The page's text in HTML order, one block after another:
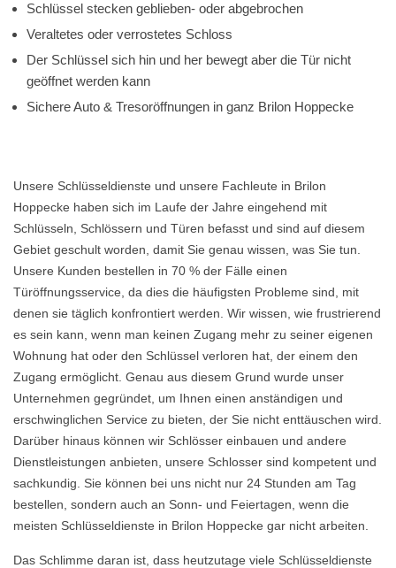
Schlüssel stecken geblieben- oder abgebrochen
Veraltetes oder verrostetes Schloss
Der Schlüssel sich hin und her bewegt aber die Tür nicht
geöffnet werden kann
Sichere Auto & Tresoröffnungen in ganz Brilon Hoppecke
Unsere Schlüsseldienste und unsere Fachleute in Brilon
Hoppecke haben sich im Laufe der Jahre eingehend mit
Schlüsseln, Schlössern und Türen befasst und sind auf diesem
Gebiet geschult worden, damit Sie genau wissen, was Sie tun.
Unsere Kunden bestellen in 70 % der Fälle einen
Türöffnungsservice, da dies die häufigsten Probleme sind, mit
denen sie täglich konfrontiert werden. Wir wissen, wie frustrierend
es sein kann, wenn man keinen Zugang mehr zu seiner eigenen
Wohnung hat oder den Schlüssel verloren hat, der einem den
Zugang ermöglicht. Genau aus diesem Grund wurde unser
Unternehmen gegründet, um Ihnen einen anständigen und
erschwinglichen Service zu bieten, der Sie nicht enttäuschen wird.
Darüber hinaus können wir Schlösser einbauen und andere
Dienstleistungen anbieten, unsere Schlosser sind kompetent und
sachkundig. Sie können bei uns nicht nur 24 Stunden am Tag
bestellen, sondern auch an Sonn- und Feiertagen, wenn die
meisten Schlüsseldienste in Brilon Hoppecke gar nicht arbeiten.
Das Schlimme daran ist, dass heutzutage viele Schlüsseldienste